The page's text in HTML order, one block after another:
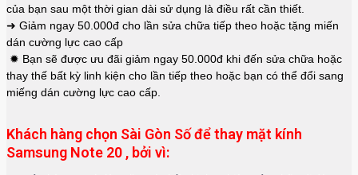
của bạn sau một thời gian dài sử dụng là điều rất cần thiết.
➜ Giảm ngay 50.000đ cho lần sửa chữa tiếp theo hoặc tặng miến
dán cường lực cao cấp
✹ Bạn sẽ được ưu đãi giảm ngay 50.000đ khi đến sửa chữa hoặc
thay thế bất kỳ linh kiện cho lần tiếp theo hoặc bạn có thể đổi sang
miếng dán cường lực cao cấp.
Khách hàng chọn Sài Gòn Số để thay mặt kính
Samsung Note 20 , bởi vì: